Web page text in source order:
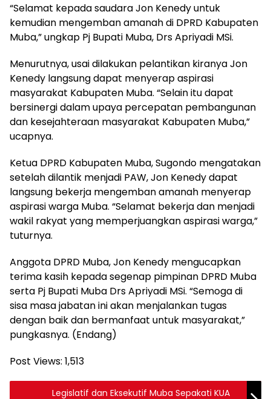
“Selamat kepada saudara Jon Kenedy untuk
kemudian mengemban amanah di DPRD Kabupaten
Muba,” ungkap Pj Bupati Muba, Drs Apriyadi MSi.
Menurutnya, usai dilakukan pelantikan kiranya Jon
Kenedy langsung dapat menyerap aspirasi
masyarakat Kabupaten Muba. “Selain itu dapat
bersinergi dalam upaya percepatan pembangunan
dan kesejahteraan masyarakat Kabupaten Muba,”
ucapnya.
Ketua DPRD Kabupaten Muba, Sugondo mengatakan
setelah dilantik menjadi PAW, Jon Kenedy dapat
langsung bekerja mengemban amanah menyerap
aspirasi warga Muba. “Selamat bekerja dan menjadi
wakil rakyat yang memperjuangkan aspirasi warga,”
tuturnya.
Anggota DPRD Muba, Jon Kenedy mengucapkan
terima kasih kepada segenap pimpinan DPRD Muba
serta Pj Bupati Muba Drs Apriyadi MSi. “Semoga di
sisa masa jabatan ini akan menjalankan tugas
dengan baik dan bermanfaat untuk masyarakat,”
pungkasnya. (Endang)
Post Views: 1,513
Legislatif dan Eksekutif Muba Sepakati KUA